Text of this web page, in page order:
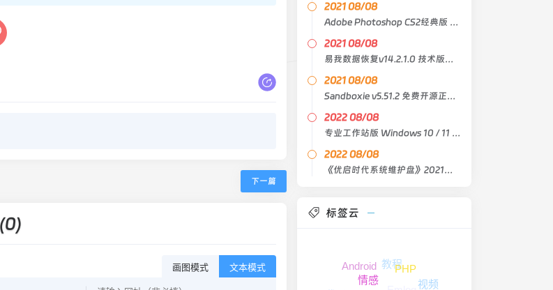
下一篇
画图模式 文本模式
2021 08/08
Adobe Photoshop CS2经典版 中文原版
2021 08/08
易我数据恢复v14.2.1.0 技术版绿色版
2021 08/08
Sandboxie v5.51.2 免费开源正式版
2022 08/08
专业工作站版 Windows 10 / 11 21H2 Lite X64 4in1
2022 08/08
《优启时代系统维护盘》2021臻藏版
标签云
Android 教程
情感
PHP
视频